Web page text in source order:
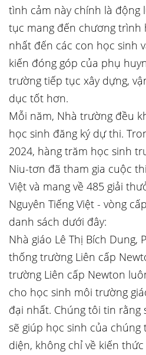
tình cảm này chính là động
tục mang đến chương trình
nhất đến các con học sinh
kiến đóng góp của phụ
trường tiếp tục xây dựng,
dục tốt hơn.
Mỗi năm, Nhà trường đều
học sinh đăng ký dự thi.
2024, hàng trăm học sinh
Niu-tơn đã tham gia cuộc
Việt và mang về 485 giải
Nguyên Tiếng Việt - vòng
danh sách dưới đây:
Nhà giáo Lê Thị Bích Dung,
thống trường Liên cấp
trường Liên cấp Newton
cho học sinh môi trường
đại nhất. Chúng tôi tin rằng
sẽ giúp học sinh của
diện, không chỉ về kiến